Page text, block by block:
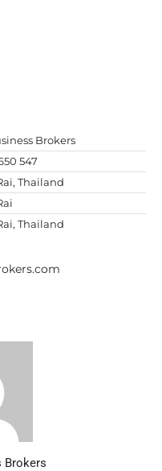
Brokers
547
Thailand
Thailand
Brokers